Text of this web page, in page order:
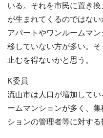
いる。それを市民に置き
が生まれてくるのではない
アパートやワンルームマ
移していない方が多い。
止むを得ないかと思う。
K委員
流山市は人口が増加して
ームマンションが多く、
ションの管理者等に対す